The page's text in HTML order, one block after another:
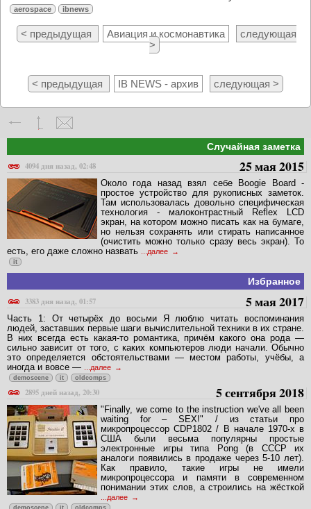
aerospace ibnews
< предыдущая Авиация и космонавтика
следующая
>
< предыдущая IB NEWS - архив следующая >
Случайная заметка
4094 дня назад, 02:48
25 мая 2015
Около года назад взял себе Boogie Board -
простое устройство для рукописных заметок.
Там использовалась довольно специфическая
технология - малоконтрастный Reflex LCD
экран, на котором можно писать как на бумаге,
но нельзя сохранять или стирать написанное
(очистить можно только сразу весь экран). То
есть, его даже сложно назвать
...далее
it
Избранное
3383 дня назад, 01:57
5 мая 2017
Часть 1: От четырёх до восьми Я люблю читать воспоминания
людей, заставших первые шаги вычислительной техники в их стране.
В них всегда есть какая-то романтика, причём какого она рода —
сильно зависит от того, с каких компьютеров люди начали. Обычно
это определяется обстоятельствами — местом работы, учёбы, а
иногда и вовсе —
...далее
demoscene it oldcomps
2895 дней назад, 20:30 5 сентября 2018
"Finally, we come to the instruction we've all been
waiting for – SEX!" / из статьи про
микропроцессор CDP1802 / В начале 1970-х в
США были весьма популярны простые
электронные игры типа Pong (в СССР их
аналоги появились в продаже через 5-10 лет).
Как правило, такие игры не имели
микропроцессора и памяти в современном
понимании этих слов, а строились на жёсткой
...далее
demoscene it oldcomps